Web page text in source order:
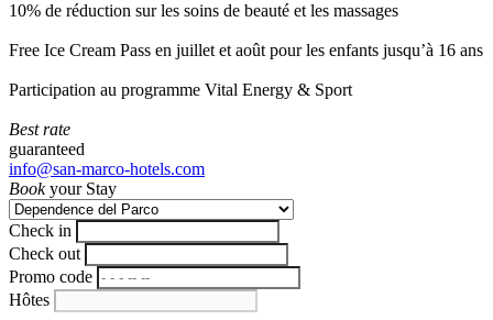
10% de réduction sur les soins de beauté et les massages
Free Ice Cream Pass en juillet et août pour les enfants jusqu’à 16 ans
Participation au programme Vital Energy & Sport
Best rate
guaranteed
info@san-marco-hotels.com
Bookyour Stay
Check in
Check out
Promo code
Hôtes